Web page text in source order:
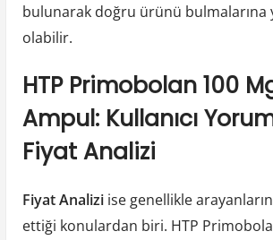
bulunarak doğru ürünü bulmalarına
olabilir.
HTP Primobolan 100
Ampul: Kullanıcı
Fiyat Analizi
Fiyat Analiziise genellikle
ettiği konulardan biri. HTP